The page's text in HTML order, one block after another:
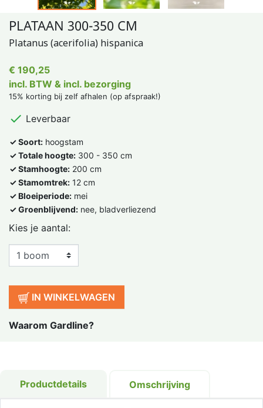
PLATAAN 300-350 CM
Platanus (acerifolia) hispanica
€ 190,25
incl. BTW & incl. bezorging
15% korting bij zelf afhalen (op afspraak!)
 Leverbaar
✓ Soort: hoogstam
✓ Totale hoogte: 300 - 350 cm
✓ Stamhoogte: 200 cm
✓ Stamomtrek: 12 cm
✓ Bloeiperiode: mei
✓ Groenblijvend: nee, bladverliezend
Kies je aantal:
IN WINKELWAGEN
Waarom Gardline?
Productdetails Omschrijving